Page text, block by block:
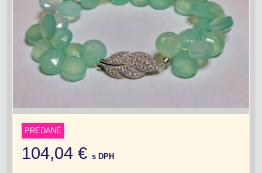
PREDANÉ
104,04 € s DPH